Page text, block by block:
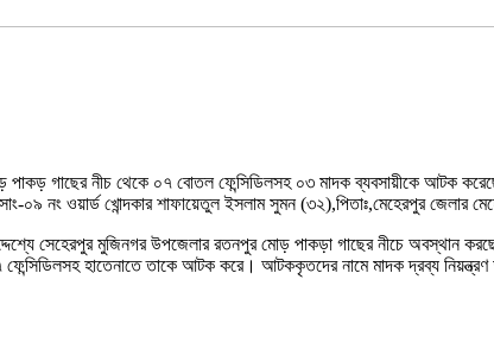
পাকড় গাছের নীচ থেকে ০৭ বোতল ফেন্সিডিলসহ ০৩ মাদক ব্যবসায়ীকে আটক
০৯ নং ওয়ার্ড খোন্দকার শাফায়েতুল ইসলাম সুমন (৩২),পিতাঃ,মেহেরপুর জেলার
সেহেরপুর মুজিনগর উপজেলার রতনপুর মোড় পাকড়া গাছের নীচে
হাতেনাতে তাকে আটক করে। আটককৃতদের নামে মাদক দ্রব্য